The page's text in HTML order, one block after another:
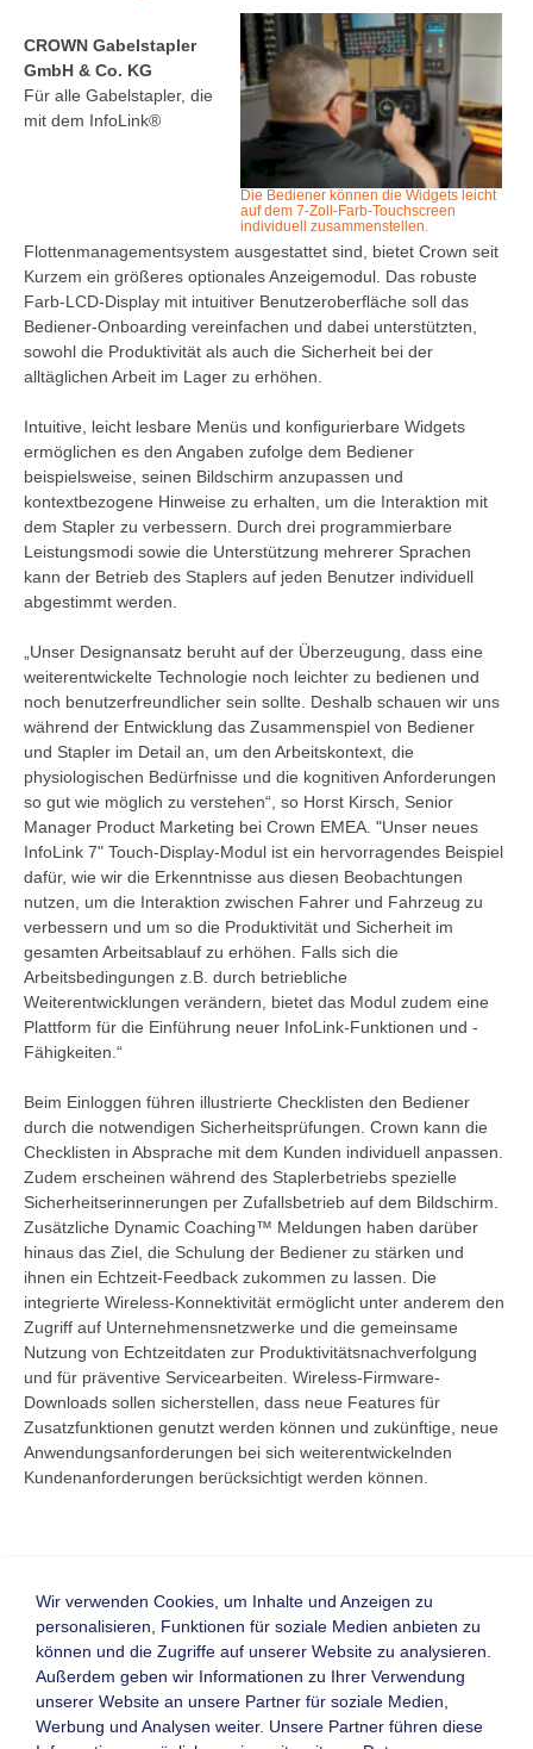
Die Bediener können die Widgets leicht
auf dem 7-Zoll-Farb-Touchscreen
individuell zusammenstellen.
CROWN Gabelstapler
GmbH & Co. KG
Für alle Gabelstapler, die
mit dem InfoLink®
Flottenmanagementsystem ausgestattet sind, bietet Crown seit
Kurzem ein größeres optionales Anzeigemodul. Das robuste
Farb-LCD-Display mit intuitiver Benutzeroberfläche soll das
Bediener-Onboarding vereinfachen und dabei unterstützten,
sowohl die Produktivität als auch die Sicherheit bei der
alltäglichen Arbeit im Lager zu erhöhen.
Intuitive, leicht lesbare Menüs und konfigurierbare Widgets
ermöglichen es den Angaben zufolge dem Bediener
beispielsweise, seinen Bildschirm anzupassen und
kontextbezogene Hinweise zu erhalten, um die Interaktion mit
dem Stapler zu verbessern. Durch drei programmierbare
Leistungsmodi sowie die Unterstützung mehrerer Sprachen
kann der Betrieb des Staplers auf jeden Benutzer individuell
abgestimmt werden.
„Unser Designansatz beruht auf der Überzeugung, dass eine
weiterentwickelte Technologie noch leichter zu bedienen und
noch benutzerfreundlicher sein sollte. Deshalb schauen wir uns
während der Entwicklung das Zusammenspiel von Bediener
und Stapler im Detail an, um den Arbeitskontext, die
physiologischen Bedürfnisse und die kognitiven Anforderungen
so gut wie möglich zu verstehen“, so Horst Kirsch, Senior
Manager Product Marketing bei Crown EMEA. "Unser neues
InfoLink 7" Touch-Display-Modul ist ein hervorragendes Beispiel
dafür, wie wir die Erkenntnisse aus diesen Beobachtungen
nutzen, um die Interaktion zwischen Fahrer und Fahrzeug zu
verbessern und um so die Produktivität und Sicherheit im
gesamten Arbeitsablauf zu erhöhen. Falls sich die
Arbeitsbedingungen z.B. durch betriebliche
Weiterentwicklungen verändern, bietet das Modul zudem eine
Plattform für die Einführung neuer InfoLink-Funktionen und -
Fähigkeiten.“
Beim Einloggen führen illustrierte Checklisten den Bediener
durch die notwendigen Sicherheitsprüfungen. Crown kann die
Checklisten in Absprache mit dem Kunden individuell anpassen.
Zudem erscheinen während des Staplerbetriebs spezielle
Sicherheitserinnerungen per Zufallsbetrieb auf dem Bildschirm.
Zusätzliche Dynamic Coaching™ Meldungen haben darüber
hinaus das Ziel, die Schulung der Bediener zu stärken und
ihnen ein Echtzeit-Feedback zukommen zu lassen. Die
integrierte Wireless-Konnektivität ermöglicht unter anderem den
Zugriff auf Unternehmensnetzwerke und die gemeinsame
Nutzung von Echtzeitdaten zur Produktivitätsnachverfolgung
und für präventive Servicearbeiten. Wireless-Firmware-
Downloads sollen sicherstellen, dass neue Features für
Zusatzfunktionen genutzt werden können und zukünftige, neue
Anwendungsanforderungen bei sich weiterentwickelnden
Kundenanforderungen berücksichtigt werden können.
Zurück
Homepage Visitenkarte
Wir verwenden Cookies, um Inhalte und Anzeigen zu
personalisieren, Funktionen für soziale Medien anbieten zu
können und die Zugriffe auf unserer Website zu analysieren.
Außerdem geben wir Informationen zu Ihrer Verwendung
unserer Website an unsere Partner für soziale Medien,
Werbung und Analysen weiter. Unsere Partner führen diese